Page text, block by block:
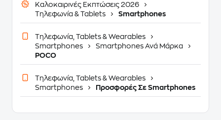
Καλοκαιρινές Εκπτώσεις 2026
Τηλεφωνία & Tablets
Smartphones
Τηλεφωνία, Tablets & Wearables
Smartphones
Smartphones Ανά Μάρκα
POCO
Τηλεφωνία, Tablets & Wearables
Smartphones
Προσφορές Σε Smartphones